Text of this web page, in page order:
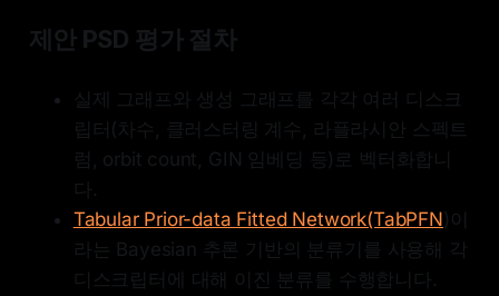
제안 PSD 평가 절차
실제 그래프와 생성 그래프를 각각 여러 디스크
립터(차수, 클러스터링 계수, 라플라시안 스펙트
럼, orbit count, GIN 임베딩 등)로 벡터화합니
다.
Tabular Prior-data Fitted Network(TabPFN)이
라는 Bayesian 추론 기반의 분류기를 사용해 각
디스크립터에 대해 이진 분류를 수행합니다.